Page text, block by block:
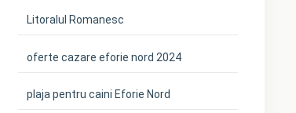
Litoralul Romanesc
oferte cazare eforie nord 2024
plaja pentru caini Eforie Nord